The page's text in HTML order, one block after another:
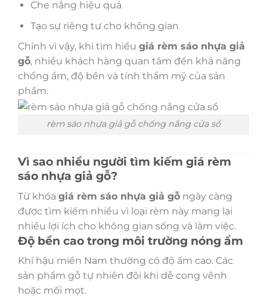
Che nắng hiệu quả
Tạo sự riêng tư cho không gian
Chính vì vậy, khi tìm hiểu giá rèm sáo nhựa giả
gỗ, nhiều khách hàng quan tâm đến khả năng
chống ẩm, độ bền và tính thẩm mỹ của sản
phẩm.
rèm sáo nhựa giả gỗ chống nắng cửa sổ
Vì sao nhiều người tìm kiếm giá rèm
sáo nhựa giả gỗ?
Từ khóa giá rèm sáo nhựa giả gỗ ngày càng
được tìm kiếm nhiều vì loại rèm này mang lại
nhiều lợi ích cho không gian sống và làm việc.
Độ bền cao trong môi trường nóng ẩm
Khí hậu miền Nam thường có độ ẩm cao. Các
sản phẩm gỗ tự nhiên đôi khi dễ cong vênh
hoặc mối mọt.